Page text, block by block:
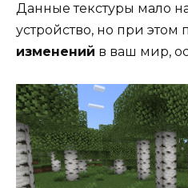
Данные текстуры мало
устройство, но при этом
изменений в ваш мир,